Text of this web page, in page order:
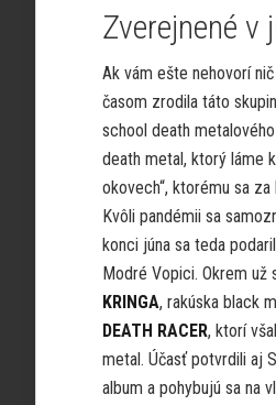
Zverejnené v
Ak vám ešte nehovorí
časom zrodila táto
school death
death metal, ktorý láme
okovech“, ktorému sa
Kvôli pandémii sa
konci júna sa teda
Modré Vopici. Okrem už
KRINGA, rakúska black
DEATH RACER, ktorí
metal. Účasť potvrdili aj
album a pohybujú sa na